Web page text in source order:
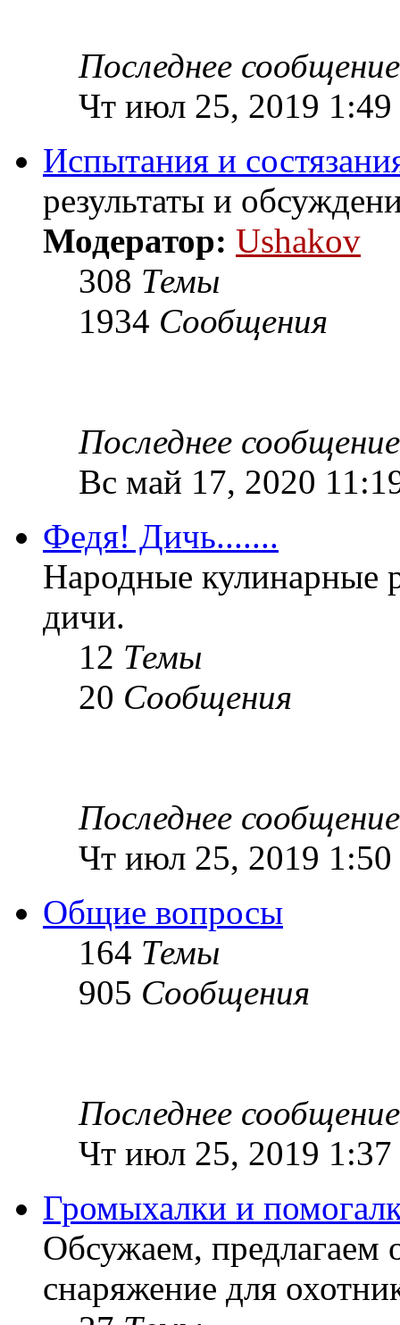
Последнее сообщение
Чт июл 25, 2019 1:49
Испытания и
результаты и
Модератор: Ushakov
308 Темы
1934 Сообщения
Последнее сообщение
Вс май 17, 2020
Федя! Дичь.......
Народные кулинарные
дичи.
12 Темы
20 Сообщения
Последнее сообщение
Чт июл 25, 2019 1:50
Общие вопросы
164 Темы
905 Сообщения
Последнее сообщение
Чт июл 25, 2019 1:37
Громыхалки и
Обсужаем, предлагаем
снаряжение для